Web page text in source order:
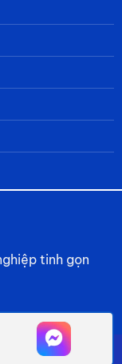
tinh gọn
Liên hệ